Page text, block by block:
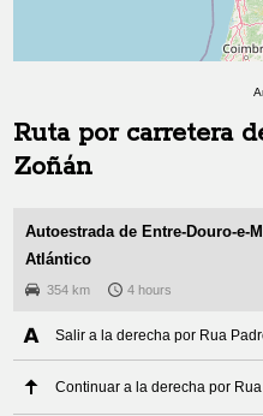
Ruta por carretera
Zoñán
Autoestrada de Entre-Douro-e-
Atlántico
354 km 4 hours
Salir a la derecha por Rua
Continuar a la derecha por